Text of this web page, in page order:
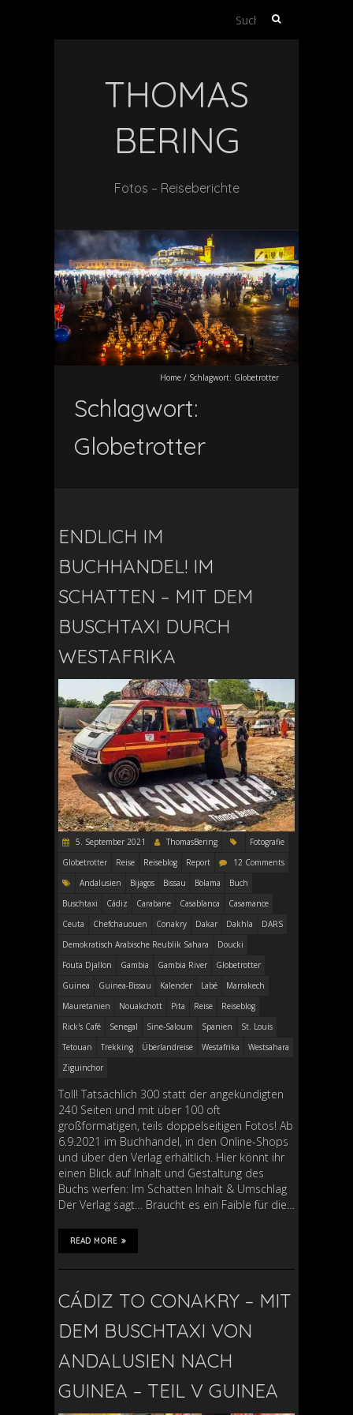
Suche
THOMAS
BERING
Fotos – Reiseberichte
Home / Schlagwort: Globetrotter
Schlagwort:
Globetrotter
ENDLICH IM
BUCHHANDEL! IM
SCHATTEN – MIT DEM
BUSCHTAXI DURCH
WESTAFRIKA
5. September 2021 ThomasBering
Fotografie
Globetrotter
Reise Reiseblog Report
12 Comments
Andalusien
Bijagos Bissau Bolama
Buch
Buschtaxi
Cádiz Carabane Casablanca
Casamance
Ceuta
Chefchauouen Conakry Dakar Dakhla
DARS
Demokratisch Arabische Reublik Sahara
Doucki
Fouta Djallon
Gambia Gambia River
Globetrotter
Guinea
Guinea-Bissau Kalender Labé
Marrakech
Mauretanien
Nouakchott Pita Reise
Reiseblog
Rick's Café
Senegal Sine-Saloum Spanien
St. Louis
Tetouan
Trekking Überlandreise Westafrika
Westsahara
Ziguinchor
Toll! Tatsächlich 300 statt der angekündigten
240 Seiten und mit über 100 oft
großformatigen, teils doppelseitigen Fotos! Ab
6.9.2021 im Buchhandel, in den Online-Shops
und über den Verlag erhältlich. Hier könnt ihr
einen Blick auf Inhalt und Gestaltung des
Buchs werfen: Im Schatten Inhalt & Umschlag
Der Verlag sagt… Braucht es ein Faible für die…
READ MORE
CÁDIZ TO CONAKRY – MIT
DEM BUSCHTAXI VON
ANDALUSIEN NACH
GUINEA – TEIL V GUINEA